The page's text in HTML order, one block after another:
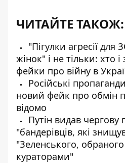
ЧИТАЙТЕ ТАКОЖ:
"Пігулки агресії для
жінок" і не тільки: хто
фейки про війну в
Російські
новий фейк про обмін
відомо
Путін видав
"бандерівців, які
"Зеленського,
кураторами"